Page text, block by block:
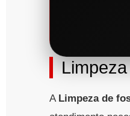
A Limpeza de